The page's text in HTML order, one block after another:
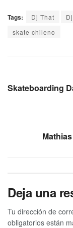
Tags: Dj That
skate chileno
Skateboarding
Deja una
Tu dirección de
obligatorios están